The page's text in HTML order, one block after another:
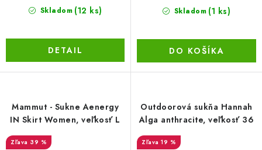
Skladom (12 ks)
DETAIL
Skladom (1 ks)
DO KOŠÍKA
Mammut - Sukne Aenergy
IN Skirt Women, veľkosť L
39 %
Outdoorová sukňa Hannah
Alga anthracite, veľkosť 36
19 %